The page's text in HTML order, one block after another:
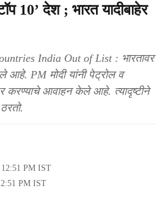
10’ देश ; भारत यादीबाहेर
India Out of List : भारतावर
PM मोदी यांनी पेट्रोल व
करण्याचे आवाहन केले आहे. त्यादृष्टीने
PM IST
PM IST